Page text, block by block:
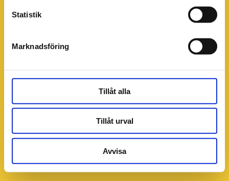
Statistik
Marknadsföring
Tillåt alla
Tillåt urval
Avvisa